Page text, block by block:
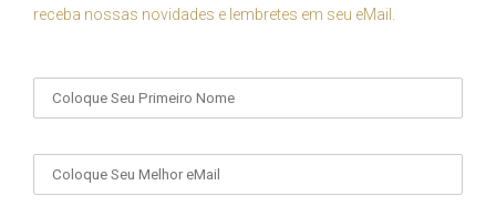
receba nossas novidades e lembretes em seu eMail.